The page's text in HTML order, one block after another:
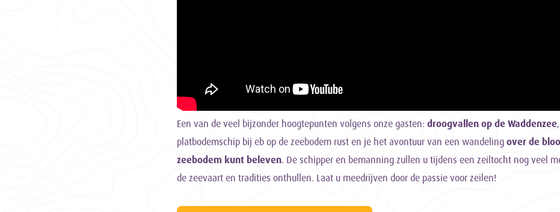
Een van de veel bijzonder hoogtepunten volgens onze gasten: droogvallen op de Waddenzee
platbodemschip bij eb op de zeebodem rust en je het avontuur van een wandelingover de
zeebodem kunt beleven. De schipper en bemanning zullen u tijdens een zeiltocht nog veel
de zeevaart en tradities onthullen. Laat u meedrijven door de passie voor zeilen!